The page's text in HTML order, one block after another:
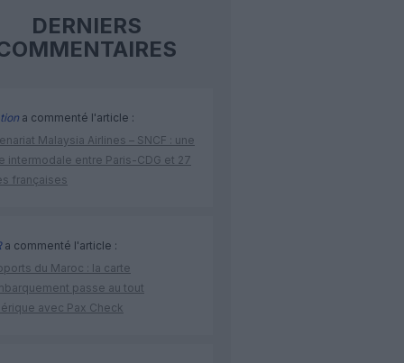
DERNIERS
a commenté l'article :
Malaysia Airlines – SNCF : une
intermodale entre Paris-CDG et 27
françaises
a commenté l'article :
du Maroc : la carte
passe au tout
avec Pax Check